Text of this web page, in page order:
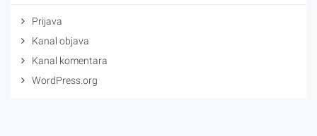
Prijava
Kanal objava
Kanal komentara
WordPress.org